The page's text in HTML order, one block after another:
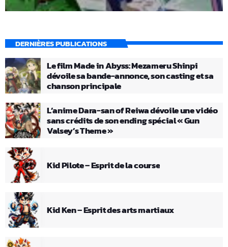
DERNIÈRES PUBLICATIONS
Le film Made in Abyss: Mezameru Shinpi
dévoile sa bande-annonce, son casting et sa
chanson principale
L’anime Dara-san of Reiwa dévoile une vidéo
sans crédits de son ending spécial « Gun
Valsey’s Theme »
Kid Pilote – Esprit de la course
Kid Ken – Esprit des arts martiaux